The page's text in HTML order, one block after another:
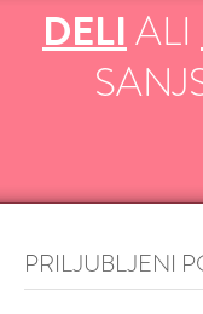
DELIALI
PRILJUBLJENI